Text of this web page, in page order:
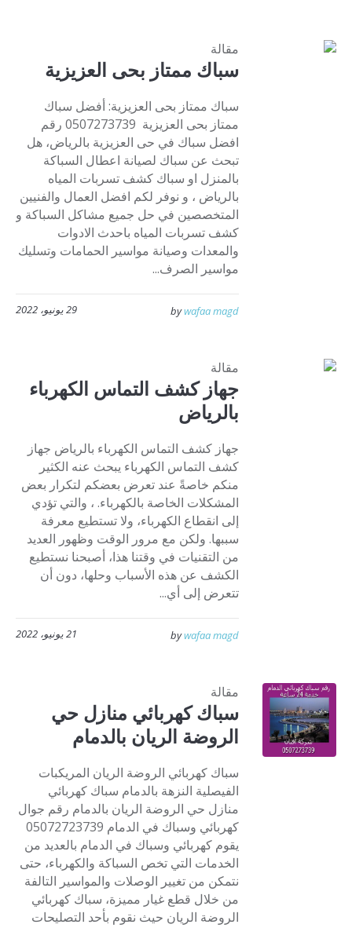
مقالة
سباك ممتاز بحى العزيزية
سباك ممتاز بحى العزيزية: أفضل سباك
ممتاز بحى العزيزية 0507273739 رقم
افضل سباك في حى العزيزية بالرياض، هل
تبحث عن سباك لصيانة اعطال السباكة
بالمنزل او سباك كشف تسربات المياه
بالرياض ، و نوفر لكم افضل العمال والفنيين
المتخصصين في حل جميع مشاكل السباكة و
كشف تسربات المياه باحدث الادوات
والمعدات وصيانة مواسير الحمامات وتسليك
مواسير الصرف...
29 يونيو، 2022 bywafaa magd
مقالة
جهاز كشف التماس الكهرباء
بالرياض
جهاز كشف التماس الكهرباء بالرياض جهاز
كشف التماس الكهرباء يبحث عنه الكثير
منكم خاصةً عند تعرض بعضكم لتكرار بعض
المشكلات الخاصة بالكهرباء. ، والتي تؤدي
إلى انقطاع الكهرباء، ولا تستطيع معرفة
سببها. ولكن مع مرور الوقت وظهور العديد
من التقنيات في وقتنا هذا، أصبحنا نستطيع
الكشف عن هذه الأسباب وحلها، دون أن
تتعرض إلى أي...
21 يونيو، 2022 bywafaa magd
مقالة
سباك كهربائي منازل حي
الروضة الريان بالدمام
سباك كهربائي الروضة الريان المريكبات
الفيصلية النزهة بالدمام سباك كهربائي
منازل حي الروضة الريان بالدمام رقم جوال
كهربائي وسباك في الدمام 05072723739
يقوم كهربائي وسباك في الدمام بالعديد من
الخدمات التي تخص السباكة والكهرباء، حتى
نتمكن من تغيير الوصلات والمواسير التالفة
من خلال قطع غيار مميزة، سباك كهربائي
الروضة الريان حيث نقوم بأحد التصليحات